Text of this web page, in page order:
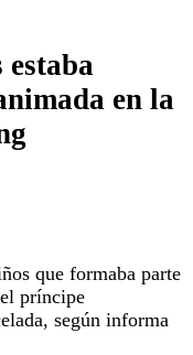
en la
que formaba parte
príncipe
según informa